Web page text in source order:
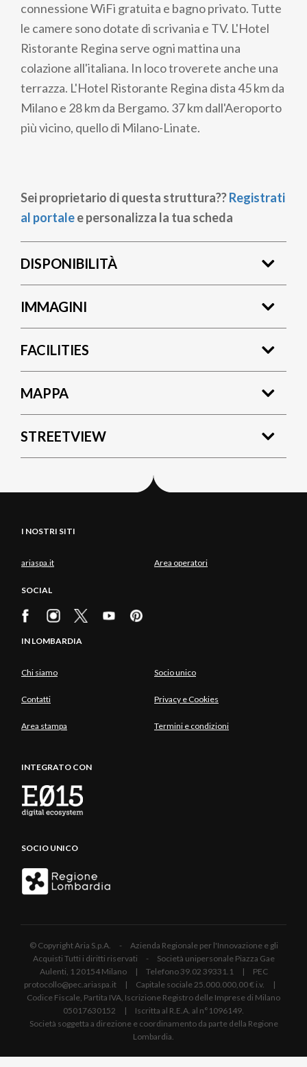
connessione WiFi gratuita e bagno privato. Tutte
le camere sono dotate di scrivania e TV. L'Hotel
Ristorante Regina serve ogni mattina una
colazione all'italiana. In loco troverete anche una
terrazza. L'Hotel Ristorante Regina dista 45 km da
Milano e 28 km da Bergamo. 37 km dall'Aeroporto
più vicino, quello di Milano-Linate.
Sei proprietario di questa struttura??Registrati
al portalee personalizza la tua scheda
DISPONIBILITÀ
IMMAGINI
FACILITIES
MAPPA
STREETVIEW
I NOSTRI SITI
ariaspa.it Area operatori
SOCIAL
IN LOMBARDIA
Chi siamo Socio unico
Contatti Privacy e Cookies
Area stampa Termini e condizioni
INTEGRATO CON
SOCIO UNICO
© Copyright Aria S.p.A. - Azienda Regionale per l'Innovazione e gli
Acquisti Tutti i diritti riservati - Società unipersonale Piazza Gae
Aulenti, 1 20154 Milano | Telefono 39.02 39331.1 | PEC
protocollo@pec.ariaspa.it | Capitale sociale 25.000.000,00 € i.v. |
Codice Fiscale, Partita IVA, Iscrizione Registro delle Imprese di Milano
05017630152 | Iscritta al R.E.A. al n°1096149.
Società soggetta a direzione e coordinamento da parte della Regione
Lombardia.